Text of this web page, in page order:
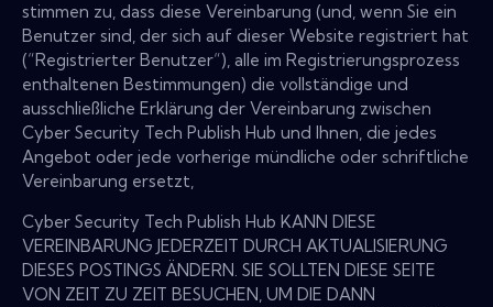
stimmen zu, dass diese Vereinbarung (und, wenn Sie ein
Benutzer sind, der sich auf dieser Website registriert hat
(“Registrierter Benutzer“), alle im Registrierungsprozess
enthaltenen Bestimmungen) die vollständige und
ausschließliche Erklärung der Vereinbarung zwischen
Cyber Security Tech Publish Hub und Ihnen, die jedes
Angebot oder jede vorherige mündliche oder schriftliche
Vereinbarung ersetzt,
Cyber Security Tech Publish Hub KANN DIESE
VEREINBARUNG JEDERZEIT DURCH AKTUALISIERUNG
DIESES POSTINGS ÄNDERN. SIE SOLLTEN DIESE SEITE
VON ZEIT ZU ZEIT BESUCHEN, UM DIE DANN